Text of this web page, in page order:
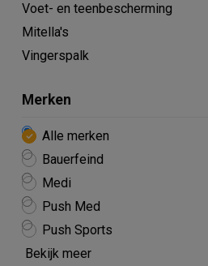
Voet- en teenbescherming
Mitella's
Vingerspalk
Merken
Alle merken
Bauerfeind
Medi
Push Med
Push Sports
Bekijk meer